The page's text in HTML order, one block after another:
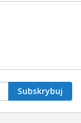
Subskrybuj